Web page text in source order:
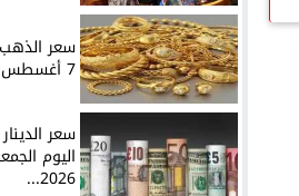
سعر الذهب
7 أغسطس 2026.. عيار...
سعر
2026...